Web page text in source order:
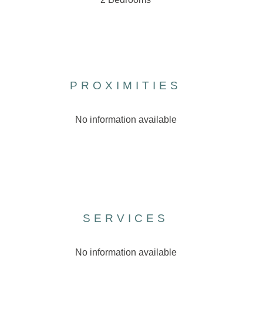
PROXIMITIES
No information available
SERVICES
No information available